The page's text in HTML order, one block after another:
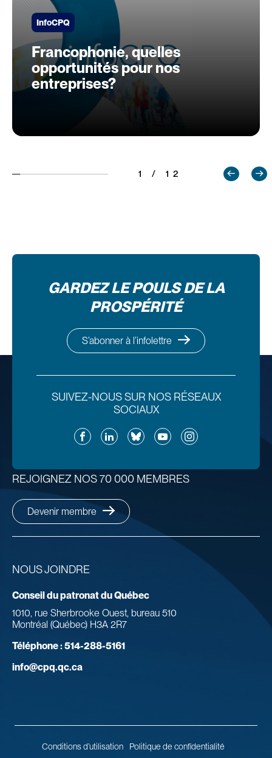
InfoCPQ
Francophonie, quelles
opportunités pour nos
entreprises?
1 / 12
GARDEZ LE POULS DE LA
PROSPÉRITÉ
S’abonner à l’infolettre
SUIVEZ-NOUS SUR NOS RÉSEAUX
SOCIAUX
FacebookLinkedInBlueskyYouTubeInstagram
NOUS JOINDRE
Conseil du patronat du Québec
1010, rue Sherbrooke Ouest, bureau 510
Montréal (Québec) H3A 2R7
Téléphone :514-288-5161
info@cpq.qc.ca
REJOIGNEZ NOS 70 000 MEMBRES
Devenir membre
Conditions d’utilisation Politique de confidentialité